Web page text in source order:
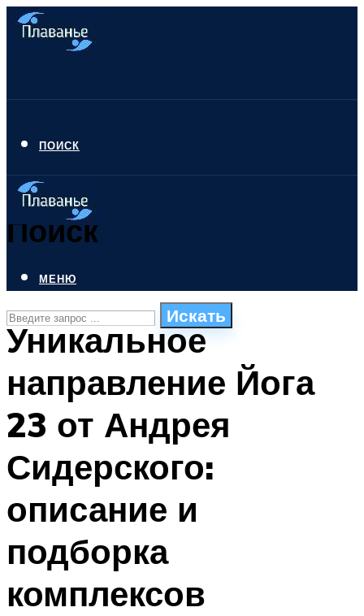
ПОИСК
Поиск
Искать
ПЛАВАНЬЕ ДЛЯ ДЕТЕЙ
БАССЕЙН ДЛЯ ДОМА
МЕНЮ
МЕНЮ
Уникальное
направление Йога
23 от Андрея
Сидерского:
описание и
подборка
комплексов